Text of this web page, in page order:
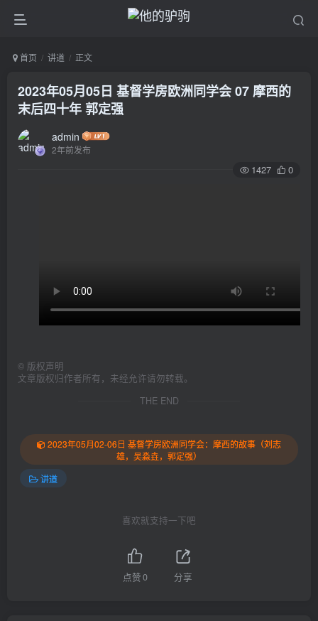
首页 讲道 正文
2023年05月05日 基督学房欧洲同学会 07 摩西的
末后四十年 郭定强
admin
2年前发布
1427 0
© 版权声明
文章版权归作者所有，未经允许请勿转载。
THE END
2023年05月02-06日 基督学房欧洲同学会：摩西的故事（刘志
雄，吴淼垚，郭定强）
讲道
喜欢就支持一下吧
点赞0 分享